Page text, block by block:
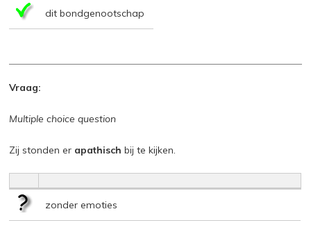
dit bondgenootschap
Vraag:
Multiple choice question
Zij stonden er apathisch bij te kijken.
zonder emoties